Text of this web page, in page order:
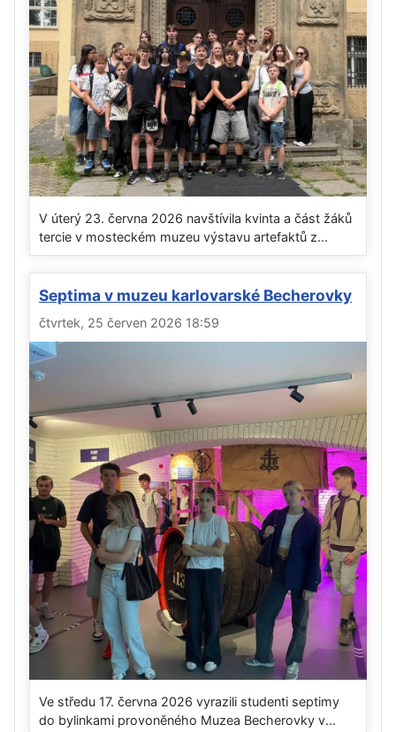
V úterý 23. června 2026 navštívila kvinta a část žáků
tercie v mosteckém muzeu výstavu artefaktů z...
Septima v muzeu karlovarské Becherovky
čtvrtek, 25 červen 2026 18:59
Ve středu 17. června 2026 vyrazili studenti septimy
do bylinkami provoněného Muzea Becherovky v...